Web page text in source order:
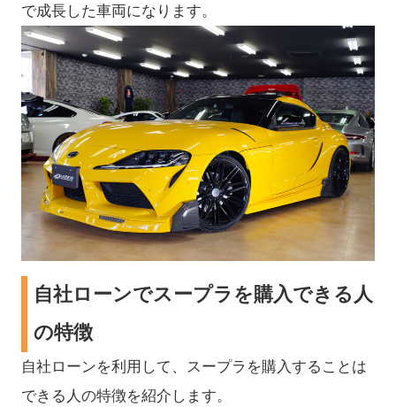
で成長した車両になります。
自社ローンでスープラを購入できる人
の特徴
自社ローンを利用して、スープラを購入することは
できる人の特徴を紹介します。